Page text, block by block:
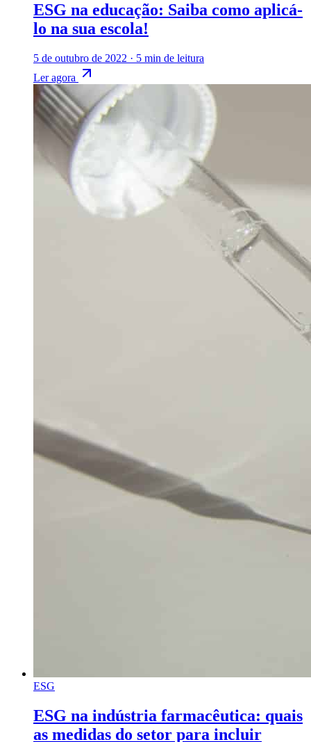
ESG na educação: Saiba como aplicá-
lo na sua escola!
5 de outubro de 2022 · 5 min de leitura
Ler agora
ESG
ESG na indústria farmacêutica: quais
as medidas do setor para incluir